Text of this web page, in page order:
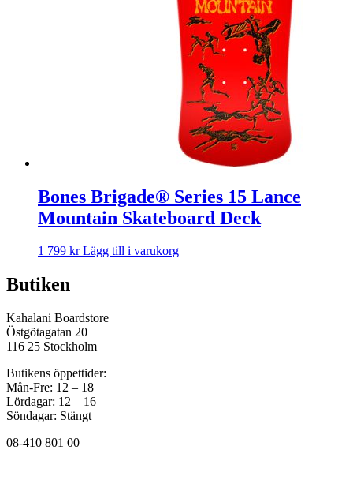
Bones Brigade® Series 15 Lance
Mountain Skateboard Deck
1 799 kr Lägg till i varukorg
Butiken
Kahalani Boardstore
Östgötagatan 20
116 25 Stockholm
Butikens öppettider:
Mån-Fre: 12 – 18
Lördagar: 12 – 16
Söndagar: Stängt
08-410 801 00